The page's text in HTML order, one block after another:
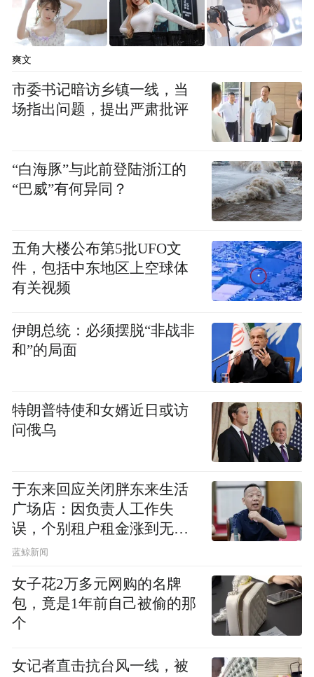
6月1日起，以潜江龙虾等为代表的部分湖北
优质区域公用品牌农产品正式亮相央视，为
全国人民带来一场具有浓郁荆楚味道的视觉
盛宴。
美国当地时间6月4日，一场主题为“潜江龙虾
世界共享-- 潜江龙虾走进联合国”的主题活动
走进纽约联合国总部。两位烹饪大师为联合
国各国官员烹制龙虾美食，让世界共享潜江
龙虾美味。
此外，不少媒体纷纷聚焦潜江龙虾，通过直
播的方式向全国展示潜江龙虾的精彩故事和
有趣活动。除了大众关注，“潜江龙虾”还在
2018年、2019年，连续两年被写入省政府工
作报告。
短短19年间，潜江小龙虾产业从无到有，从
有到大，从大到强，做到了全国知名，走向
爽文
市委书记暗访乡镇一线，当
场指出问题，提出严肃批评
“白海豚”与此前登陆浙江的
“巴威”有何异同？
五角大楼公布第5批UFO文
件，包括中东地区上空球体
有关视频
伊朗总统：必须摆脱“非战非
和”的局面
特朗普特使和女婿近日或访
问俄乌
于东来回应关闭胖东来生活
广场店：因负责人工作失
误，个别租户租金涨到无法
想象
蓝鲸新闻
女子花2万多元网购的名牌
包，竟是1年前自己被偷的那
个
女记者直击抗台风一线，被